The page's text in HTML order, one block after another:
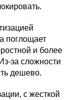
поглощает
и более
за сложности
дешево.
с жесткой